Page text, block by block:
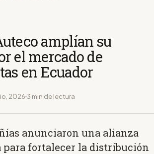
amplían su
el mercado de
en Ecuador
2026 3 min de lectura
anunciaron una alianza
para fortalecer la distribución